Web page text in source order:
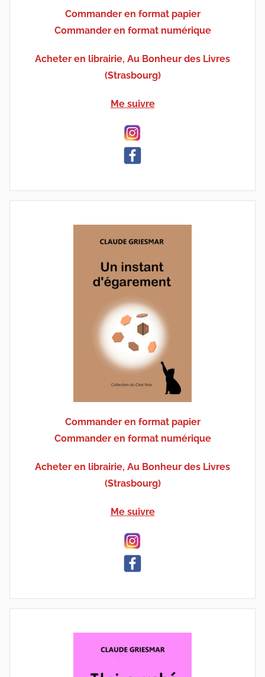
Commander en format papier
Commander en format numérique
Acheter en librairie, Au Bonheur des Livres
(Strasbourg)
Me suivre
Commander en format papier
Commander en format numérique
Acheter en librairie, Au Bonheur des Livres
(Strasbourg)
Me suivre